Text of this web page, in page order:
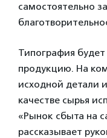
самостоятельно
Типография
продукцию. На
исходной детали
качестве сырья
«Рынок сбыта на
рассказывает